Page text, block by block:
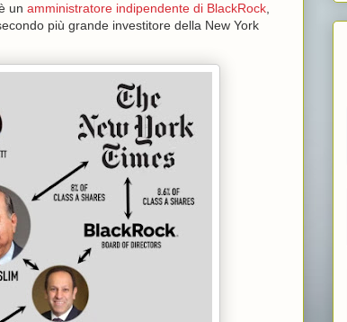
un amministratore indipendente di BlackRock,
più grande investitore della New York